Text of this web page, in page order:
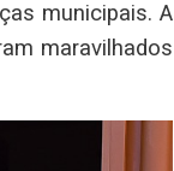
municipais. A
maravilhados